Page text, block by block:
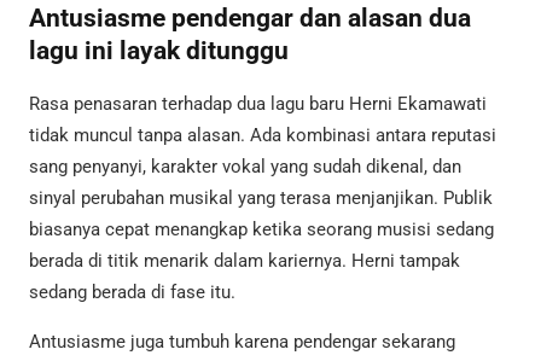
Antusiasme pendengar dan alasan dua
lagu ini layak ditunggu
Rasa penasaran terhadap dua lagu baru Herni Ekamawati
tidak muncul tanpa alasan. Ada kombinasi antara reputasi
sang penyanyi, karakter vokal yang sudah dikenal, dan
sinyal perubahan musikal yang terasa menjanjikan. Publik
biasanya cepat menangkap ketika seorang musisi sedang
berada di titik menarik dalam kariernya. Herni tampak
sedang berada di fase itu.
Antusiasme juga tumbuh karena pendengar sekarang